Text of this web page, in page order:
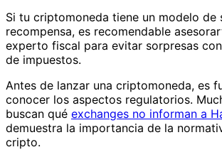
Si tu criptomoneda tiene un modelo de
recompensa, es recomendable
experto fiscal para evitar sorpresas
de impuestos.
Antes de lanzar una criptomoneda, es
conocer los aspectos regulatorios.
buscan qué exchanges no informan a
demuestra la importancia de la
cripto.